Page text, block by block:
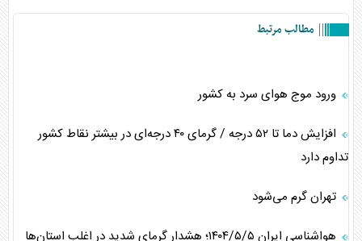
مطالب مرتبط
ورود موج هوای سرد به کشور
افزایش دما تا ۵۲ درجه / گرمای ۴۰ درجه‌ای در بیشتر نقاط کشور
تداوم دارد
تهران گرم می‌شود
هواشناسی ایران ۱۴۰۴/۵/۵؛ هشدار گرمای شدید در اغلب استان‌ها